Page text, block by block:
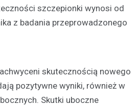
szczepionki wynosi od
z badania przeprowadzonego
skutecznością nowego
pozytywne wyniki, również w
Skutki uboczne